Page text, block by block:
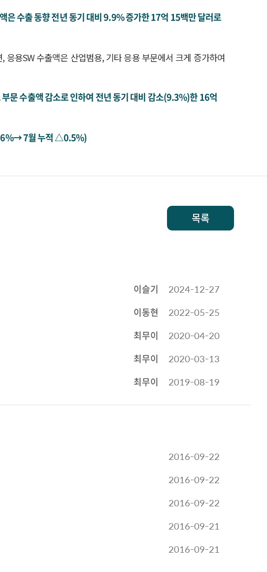
은 수출 동향 전년 동기 대비 9.9% 증가한 17억 15백만 달러로
용SW 수출액은 산업범용, 기타 응용 부문에서 크게 증가하여
문 수출액 감소로 인하여 전년 동기 대비 감소(9.3%)한 16억
7월 누적 △0.5%)
목록
이슬기 2024-12-27
이동현 2022-05-25
최무이 2020-04-20
최무이 2020-03-13
최무이 2019-08-19
2016-09-22
2016-09-22
2016-09-22
2016-09-21
2016-09-21